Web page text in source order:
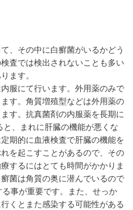
、その中に白癬菌がいるかどう
査では検出されないことも多い
ます。
服にて行います。外用薬のみで
す。角質増殖型などは外用薬の
す。抗真菌剤の内服薬を長期に
、まれに肝臓の機能が悪くな
期的に血液検査で肝臓の機能を
を起こすことがあるので、その
するにはとても時間がかかりま
菌は角質の奥に潜んでいるので
事が重要です。また、せっか
くとまた感染する可能性がある